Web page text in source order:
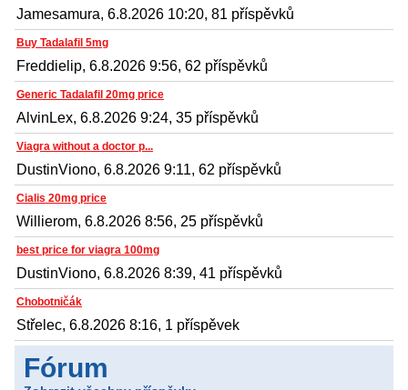
Jamesamura, 6.8.2026 10:20, 81 příspěvků
Buy Tadalafil 5mg
Freddielip, 6.8.2026 9:56, 62 příspěvků
Generic Tadalafil 20mg price
AlvinLex, 6.8.2026 9:24, 35 příspěvků
Viagra without a doctor p...
DustinViono, 6.8.2026 9:11, 62 příspěvků
Cialis 20mg price
Willierom, 6.8.2026 8:56, 25 příspěvků
best price for viagra 100mg
DustinViono, 6.8.2026 8:39, 41 příspěvků
Chobotničák
Střelec, 6.8.2026 8:16, 1 příspěvek
Fórum